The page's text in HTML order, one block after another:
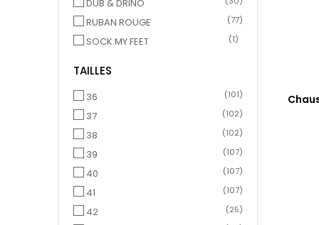
DUB & DRINO
RUBAN ROUGE (77)
SOCK MY FEET (1)
TAILLES
36 (101)
37 (102)
38 (102)
39 (107)
40 (107)
41 (107)
42 (25)